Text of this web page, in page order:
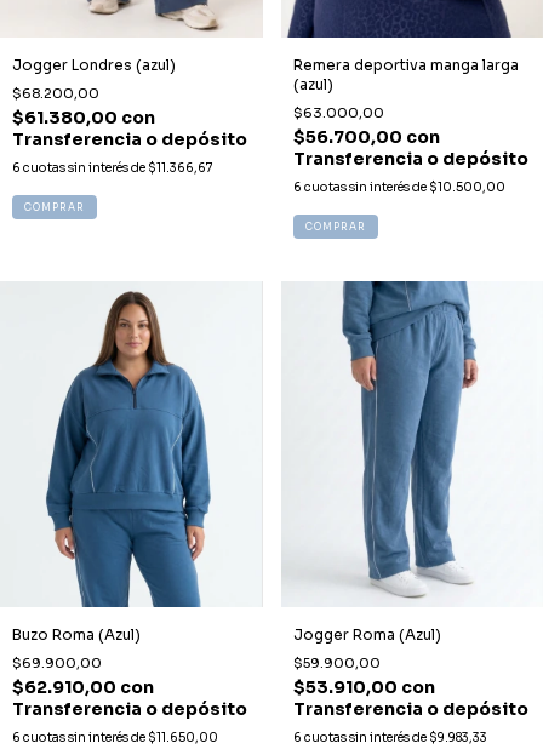
Jogger Londres (azul)
$68.200,00
$61.380,00 con
Transferencia o depósito
6 cuotas sin interés de $11.366,67
COMPRAR
Remera deportiva manga larga
(azul)
$63.000,00
$56.700,00 con
Transferencia o depósito
6 cuotas sin interés de $10.500,00
COMPRAR
Buzo Roma (Azul)
$69.900,00
$62.910,00 con
Transferencia o depósito
6 cuotas sin interés de $11.650,00
Jogger Roma (Azul)
$59.900,00
$53.910,00 con
Transferencia o depósito
6 cuotas sin interés de $9.983,33